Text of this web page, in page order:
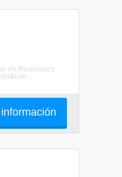
en Relaciones
...